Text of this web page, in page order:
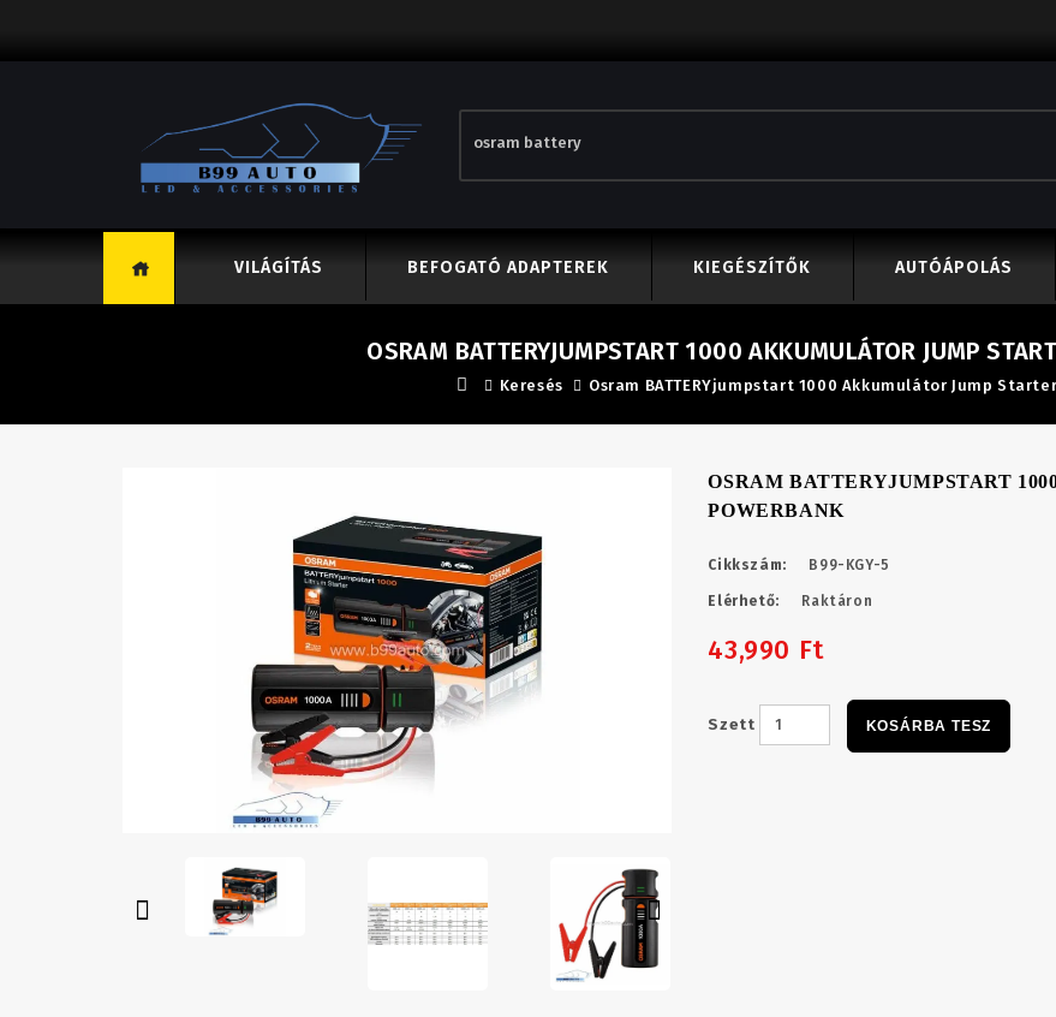
VILÁGÍTÁS BEFOGATÓ ADAPTEREK KIEGÉSZÍTŐK AUTÓÁPOLÁS
OSRAM BATTERYJUMPSTART 1000 AKKUMULÁTOR JUMP
Keresés Osram BATTERYjumpstart 1000 Akkumulátor Jump
OSRAM BATTERYJUMPSTART
POWERBANK
Cikkszám: B99-KGY-5
Elérhető: Raktáron
43,990 Ft
Szett KOSÁRBA TESZ